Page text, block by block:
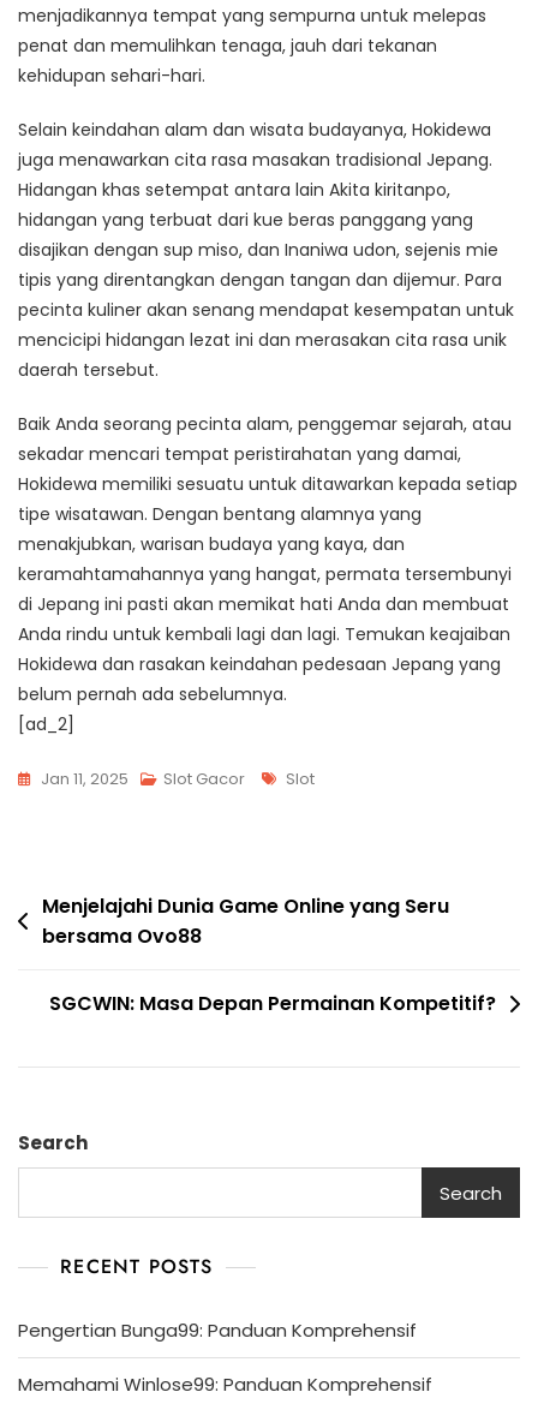
menjadikannya tempat yang sempurna untuk melepas
penat dan memulihkan tenaga, jauh dari tekanan
kehidupan sehari-hari.
Selain keindahan alam dan wisata budayanya, Hokidewa
juga menawarkan cita rasa masakan tradisional Jepang.
Hidangan khas setempat antara lain Akita kiritanpo,
hidangan yang terbuat dari kue beras panggang yang
disajikan dengan sup miso, dan Inaniwa udon, sejenis mie
tipis yang direntangkan dengan tangan dan dijemur. Para
pecinta kuliner akan senang mendapat kesempatan untuk
mencicipi hidangan lezat ini dan merasakan cita rasa unik
daerah tersebut.
Baik Anda seorang pecinta alam, penggemar sejarah, atau
sekadar mencari tempat peristirahatan yang damai,
Hokidewa memiliki sesuatu untuk ditawarkan kepada setiap
tipe wisatawan. Dengan bentang alamnya yang
menakjubkan, warisan budaya yang kaya, dan
keramahtamahannya yang hangat, permata tersembunyi
di Jepang ini pasti akan memikat hati Anda dan membuat
Anda rindu untuk kembali lagi dan lagi. Temukan keajaiban
Hokidewa dan rasakan keindahan pedesaan Jepang yang
belum pernah ada sebelumnya.
[ad_2]
Jan 11, 2025 Slot Gacor Tags
Slot
Post
navigation
Menjelajahi Dunia Game Online yang Seru
bersama Ovo88
SGCWIN: Masa Depan Permainan Kompetitif?
Search
Search
RECENT POSTS
Pengertian Bunga99: Panduan Komprehensif
Memahami Winlose99: Panduan Komprehensif